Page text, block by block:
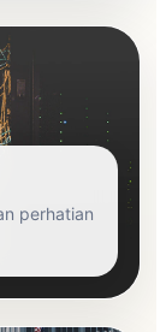
perhatian